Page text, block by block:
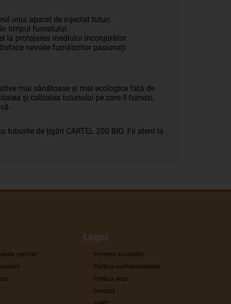
unui aparat de injectat tutun.
timpul fumatului.
la protejarea mediului înconjurător.
nevoile fumătorilor pasionați.
mai sănătoase și mai ecologice față de
și calitatea tutunului pe care îl fumezi,
de țigări CARTEL 200 BIO. Fii atent la
injectat
Legal
Termeni si conditii
Politica confidentialitate
Politica retur
Contact